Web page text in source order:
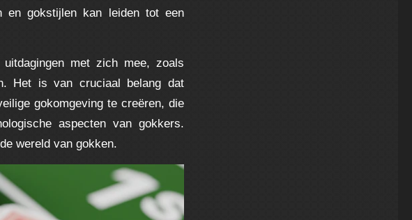
en gokstijlen kan leiden tot een
met zich mee, zoals
Het is van cruciaal belang dat
gokomgeving te creëren, die
aspecten van gokkers.
wereld van gokken.